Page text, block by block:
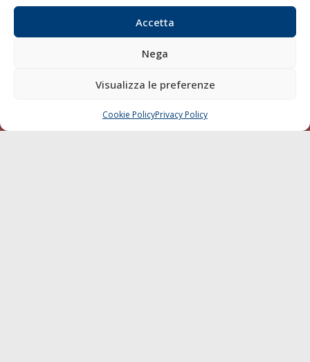
Accetta
Nega
Visualizza le preferenze
Cookie PolicyPrivacy Policy
Sostenibilità
Compagnie di Navigazione
Chi siamo
Contatti
CHIAMA SCRIVI